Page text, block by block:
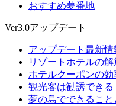
おすすめ夢番地
Ver3.0アップデート
アップデート最新情
リゾートホテルの
ホテルクーポンの
観光客は勧誘できる
夢の島でできること